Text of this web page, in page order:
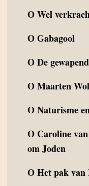
OWel
OGabagool
ODe
OMaarten
ONaturisme
O Caroline
om Joden
OHet pak